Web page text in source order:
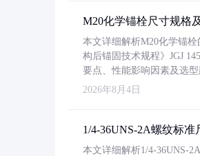
M20化学锚栓尺寸规格
本文详细解析M20化学锚
构后锚固技术规程》JGJ
要点、性能影响因素及选
2026年8月4日
1/4-36UNS-2A螺纹标准
本文详细解析1/4-36UNS-